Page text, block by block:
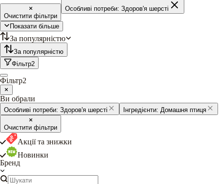
Очистити фільтри
Особливі потреби: Здоров'я шерсті
Показати більше
За популярністю
За популярністю
Фільтр2
Фільтр2
Ви обрали
Особливі потреби: Здоров'я шерсті Інгредієнти: Домашня птиця
Очистити фільтри
Акції та знижки
Новинки
Бренд